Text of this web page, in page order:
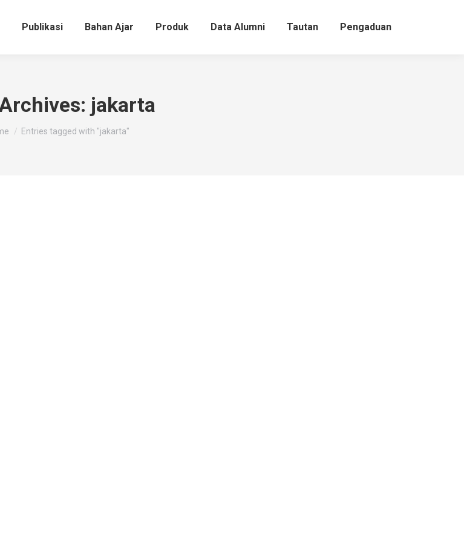
Publikasi Bahan Ajar Produk Data Alumni Tautan Pengaduan
jakarta
are here:Entries tagged with "jakarta"